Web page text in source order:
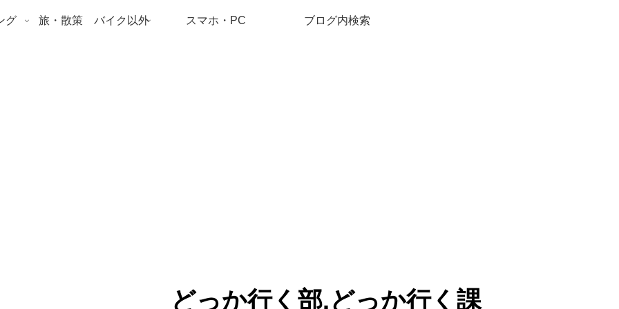
どっか行く部.どっか行く課
グ 旅・散策 バイク以外 スマホ・PC ブログ内検索